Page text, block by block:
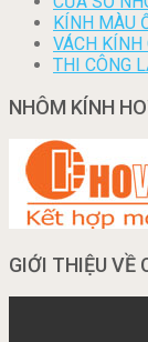
KÍNH MÀU
VÁCH KÍNH
THI CÔNG
NHÔM KÍNH
GIỚI THIỆU VỀ